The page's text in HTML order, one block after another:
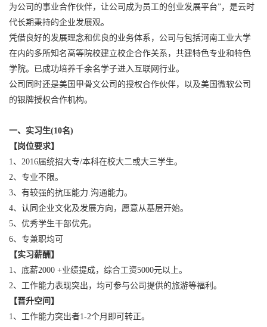
为公司的事业合作伙伴，让公司成为员工的创业发展平台”，是云时
代长期秉持的企业发展观。
凭借良好的发展理念和优良的业务体系，公司与包括河南工业大学
在内的多所知名高等院校建立校企合作关系，共建特色专业和特色
学院。已成功培养千余名学子进入互联网行业。
公司同时还是美国甲骨文公司的授权合作伙伴，以及美国微软公司
的银牌授权合作机构。
一、实习生(10名)
【岗位要求】
1、2016届统招大专/本科在校大二或大三学生。
2、专业不限。
3、有较强的抗压能力.沟通能力。
4、认同企业文化及发展方向，愿意从基层开始。
5、优秀学生干部优先。
6、专兼职均可
【实习薪酬】
1、底薪2000 +业绩提成，综合工资5000元以上。
2、工作能力表现突出，均可参与公司提供的旅游等福利。
【晋升空间】
1、工作能力突出者1-2个月即可转正。